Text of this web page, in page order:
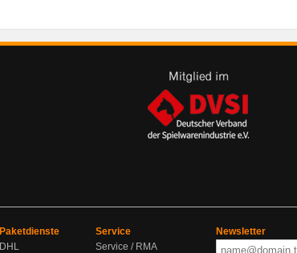
Paketdienste
DHL
Service
Service / RMA
Newsletter